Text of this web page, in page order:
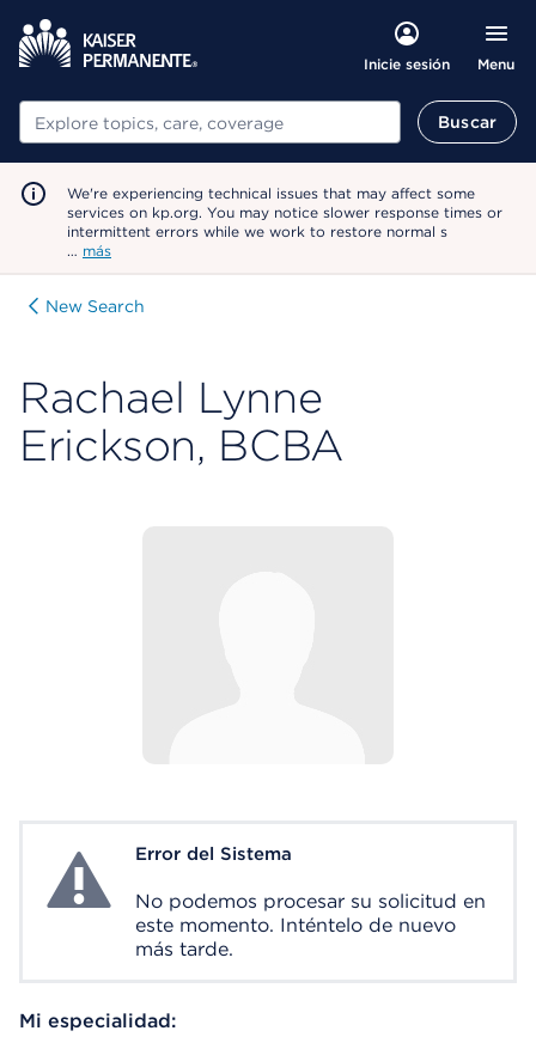
Inicie sesión Menu
Buscar Buscar
We're experiencing technical issues that may affect some
services on kp.org. You may notice slower response times or
intermittent errors while we work to restore normal s
… más
New Search
Rachael Lynne
Erickson, BCBA
System ErrorError del Sistema
No podemos procesar su solicitud en
este momento. Inténtelo de nuevo
más tarde.
Mi especialidad: